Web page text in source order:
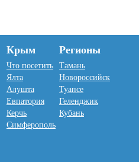
Крым
Что посетить
Ялта
Алушта
Евпатория
Керчь
Симферополь
Регионы
Тамань
Новороссийск
Туапсе
Геленджик
Кубань